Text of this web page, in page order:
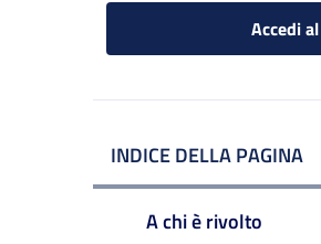
Accedi
INDICE DELLA PAGINA
A chi è rivolto